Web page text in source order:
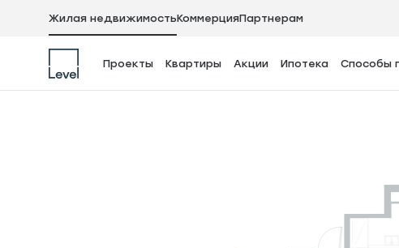
Жилая недвижимостьКоммерцияПартнерам
Проекты Квартиры Акции Ипотека Способы